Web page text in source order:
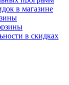
в магазине
в скидках